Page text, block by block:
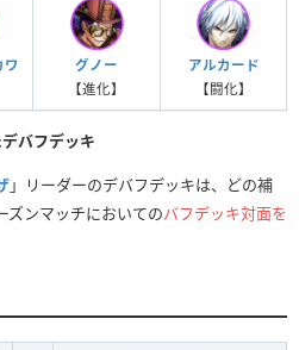
ワ
グノー
【進化】
アルカード
【闘化】
バフデッキ
」リーダーのデバフデッキは、どの補
ズンマッチにおいてのバフデッキ対面を